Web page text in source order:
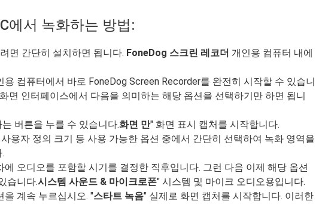
에서 녹화하는 방법:
면 간단히 설치하면 됩니다. FoneDog 스크린 레코더 개인용 컴퓨터 내에
용 컴퓨터에서 바로 FoneDog Screen Recorder를 완전히 시작할 수 있습니
면 인터페이스에서 다음을 의미하는 해당 옵션을 선택하기만 하면 됩니
버튼을 누를 수 있습니다.화면 만" 화면 표시 캡처를 시작합니다.
용자 정의 크기 등 사용 가능한 옵션 중에서 간단히 선택하여 녹화 영역을
에 오디오를 포함할 시기를 결정한 직후입니다. 그런 다음 이제 해당 옵션
습니다.시스템 사운드 & 마이크로폰" 시스템 및 마이크 오디오용입니다.
을 계속 누르십시오. "스타트 녹음" 실제로 화면 캡처를 시작합니다. 이러한